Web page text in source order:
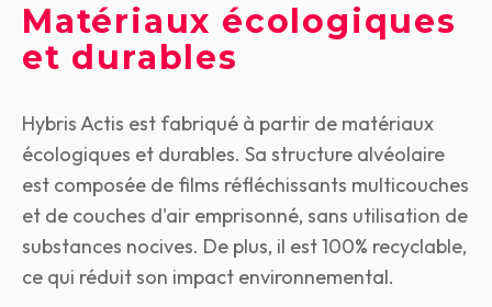
Matériaux écologiques
et durables
Hybris Actis est fabriqué à partir de matériaux
écologiques et durables. Sa structure alvéolaire
est composée de films réfléchissants multicouches
et de couches d'air emprisonné, sans utilisation de
substances nocives. De plus, il est 100% recyclable,
ce qui réduit son impact environnemental.